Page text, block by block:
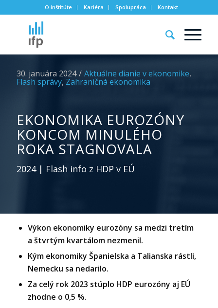
O inštitúte Kariéra Spolupráca Kontakt
30. januára 2024 / Aktuálne dianie v ekonomike,
Flash správy, Zahraničná ekonomika
EKONOMIKA EUROZÓNY
KONCOM MINULÉHO
ROKA STAGNOVALA
2024 | Flash info z HDP v EÚ
Výkon ekonomiky eurozóny sa medzi tretím
a štvrtým kvartálom nezmenil.
Kým ekonomiky Španielska a Talianska rástli,
Nemecku sa nedarilo.
Za celý rok 2023 stúplo HDP eurozóny aj EÚ
zhodne o 0,5 %.